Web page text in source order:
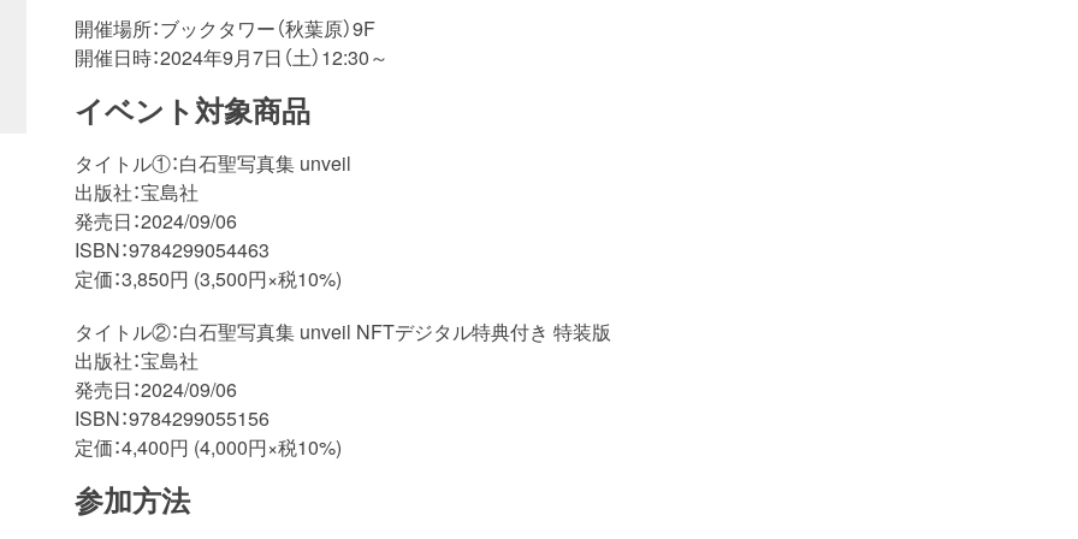
開催場所：ブックタワー（秋葉原）9F
開催日時：2024年9月7日（土）12:30～
イベント対象商品
タイトル①：白石聖写真集 unveil
出版社：宝島社
発売日：2024/09/06
ISBN：9784299054463
定価：3,850円 (3,500円×税10%)
タイトル②：白石聖写真集 unveil NFTデジタル特典付き 特装版
出版社：宝島社
発売日：2024/09/06
ISBN：9784299055156
定価：4,400円 (4,000円×税10%)
参加方法